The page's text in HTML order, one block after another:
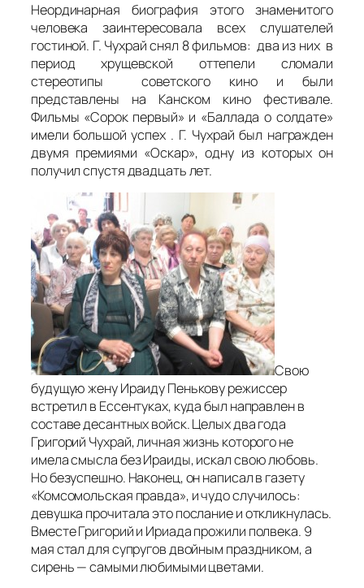
Неординарная биография этого знаменитого
человека заинтересовала всех слушателей
гостиной. Г. Чухрай снял 8 фильмов: два из них в
период хрущевской оттепели сломали
стереотипы советского кино и были
представлены на Канском кино фестивале.
Фильмы «Сорок первый» и «Баллада о солдате»
имели большой успех . Г. Чухрай был награжден
двумя премиями «Оскар», одну из которых он
получил спустя двадцать лет.
Свою
будущую жену Ираиду Пенькову режиссер
встретил в Ессентуках, куда был направлен в
составе десантных войск. Целых два года
Григорий Чухрай, личная жизнь которого не
имела смысла без Ираиды, искал свою любовь.
Но безуспешно. Наконец, он написал в газету
«Комсомольская правда», и чудо случилось:
девушка прочитала это послание и откликнулась.
Вместе Григорий и Ириада прожили полвека. 9
мая стал для супругов двойным праздником, а
сирень — самыми любимыми цветами.